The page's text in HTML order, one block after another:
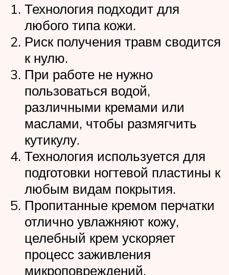
Технология подходит для
любого типа кожи.
Риск получения травм сводится
к нулю.
При работе не нужно
пользоваться водой,
различными кремами или
маслами, чтобы размягчить
кутикулу.
Технология используется для
подготовки ногтевой пластины к
любым видам покрытия.
Пропитанные кремом перчатки
отлично увлажняют кожу,
целебный крем ускоряет
процесс заживления
микроповреждений.